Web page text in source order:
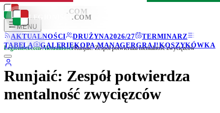
LEGIONISCI .COM
MENU
AKTUALNOŚCI
DRUŻYNA2026/27
TERMINARZ
TABELA
GALERIEKOPA MANAGERGRAJ!KOSZYKÓWKA
LEGIONISCI .COM
Legionisci.com/Aktualności/Runjaić: Zespół potwierdza mentalność zwycięzców
Runjaić: Zespół potwierdza
mentalność zwycięzców